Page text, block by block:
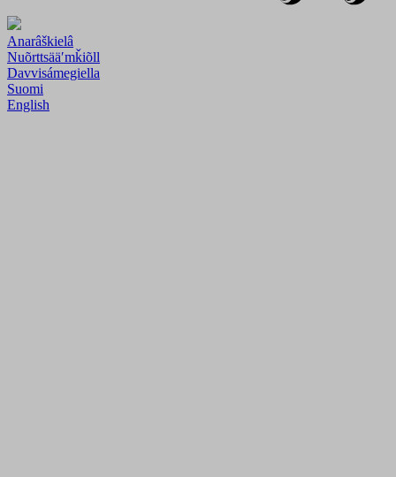
Anarâškielâ
Nuõrttsääʹmǩiõll
Davvisámegiella
Suomi
English